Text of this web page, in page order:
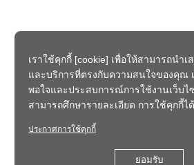
เราใช้คุกกี้ [cookie] เพื่อให้สามารถนำ
และบริการที่ตรงกับความสนใจของคุณ
พอใจและประสบการณ์การใช้งานเว็บ
สามารถศึกษารายละเอียด การใช้คุกกี้ไ
ประกาศการใช้คุกกี้
ยอมรับ